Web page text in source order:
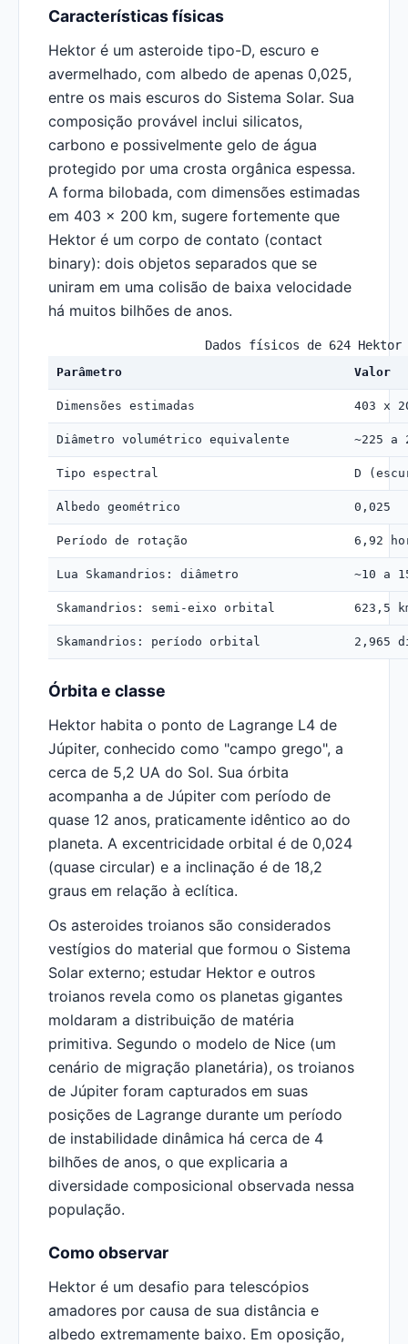
Características físicas
Hektor é um asteroide tipo-D, escuro e
avermelhado, com albedo de apenas 0,025,
entre os mais escuros do Sistema Solar. Sua
composição provável inclui silicatos,
carbono e possivelmente gelo de água
protegido por uma crosta orgânica espessa.
A forma bilobada, com dimensões estimadas
em 403 x 200 km, sugere fortemente que
Hektor é um corpo de contato (contact
binary): dois objetos separados que se
uniram em uma colisão de baixa velocidade
há muitos bilhões de anos.
Dados físicos de 624 Hektor
Parâmetro Valor
Dimensões estimadas 403 x
Diâmetro volumétrico equivalente ~225 a
Tipo espectral D
Albedo geométrico 0,025
Período de rotação 6,92
Lua Skamandrios: diâmetro ~10 a
Skamandrios: semi-eixo orbital 623,5
Skamandrios: período orbital 2,965
Órbita e classe
Hektor habita o ponto de Lagrange L4 de
Júpiter, conhecido como "campo grego", a
cerca de 5,2 UA do Sol. Sua órbita
acompanha a de Júpiter com período de
quase 12 anos, praticamente idêntico ao do
planeta. A excentricidade orbital é de 0,024
(quase circular) e a inclinação é de 18,2
graus em relação à eclítica.
Os asteroides troianos são considerados
vestígios do material que formou o Sistema
Solar externo; estudar Hektor e outros
troianos revela como os planetas gigantes
moldaram a distribuição de matéria
primitiva. Segundo o modelo de Nice (um
cenário de migração planetária), os troianos
de Júpiter foram capturados em suas
posições de Lagrange durante um período
de instabilidade dinâmica há cerca de 4
bilhões de anos, o que explicaria a
diversidade composicional observada nessa
população.
Como observar
Hektor é um desafio para telescópios
amadores por causa de sua distância e
albedo extremamente baixo. Em oposição,